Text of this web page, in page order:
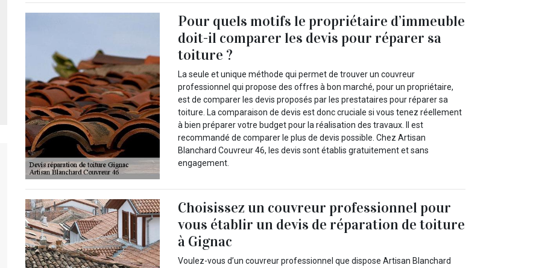
Pour quels motifs le propriétaire d’immeuble
doit-il comparer les devis pour réparer sa
toiture ?
La seule et unique méthode qui permet de trouver un couvreur
professionnel qui propose des offres à bon marché, pour un propriétaire,
est de comparer les devis proposés par les prestataires pour réparer sa
toiture. La comparaison de devis est donc cruciale si vous tenez réellement
à bien préparer votre budget pour la réalisation des travaux. Il est
recommandé de comparer le plus de devis possible. Chez Artisan
Blanchard Couvreur 46, les devis sont établis gratuitement et sans
engagement.
Choisissez un couvreur professionnel pour
vous établir un devis de réparation de toiture
à Gignac
Voulez-vous d’un couvreur professionnel que dispose Artisan Blanchard